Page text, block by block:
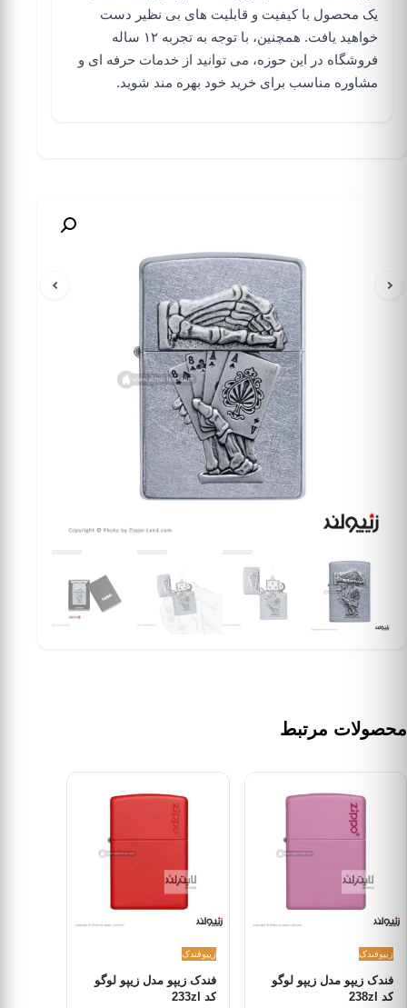
یک محصول با کیفیت و قابلیت های بی نظیر دست
خواهید یافت. همچنین، با توجه به تجربه ۱۲ ساله
فروشگاه در این حوزه، می توانید از خدمات حرفه ای و
مشاوره مناسب برای خرید خود بهره مند شوید.
محصولات مرتبط
زیپوفندک
فندک زیپو مدل زیپو لوگو
کد 238zl
زیپوفندک
فندک زیپو مدل زیپو لوگو
کد 233zl